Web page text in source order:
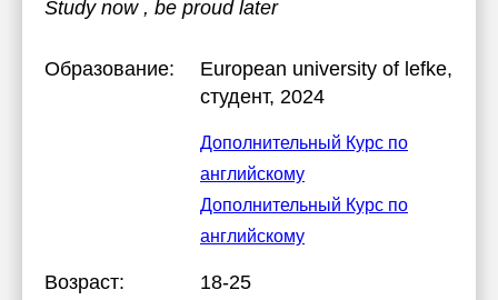
Study now , be proud later
Образование: European university of lefke,
студент, 2024
Дополнительный Курс по
английскому
Дополнительный Курс по
английскому
Возраст:
18-25